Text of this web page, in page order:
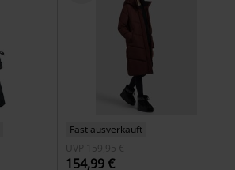
Fast ausverkauft
UVP
159,95 €
154,99 €